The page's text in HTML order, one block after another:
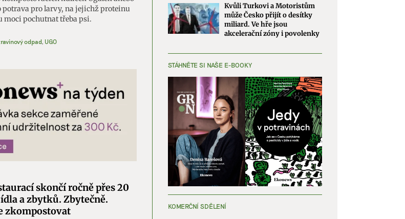
pro larvy, na jejichž proteinu
moci pochutnat třeba psi.
odpad, UGO
skončí ročně přes 20
a zbytků. Zbytečně.
zkompostovat
Kvůli Turkovi a Motoristům
může Česko přijít o desítky
miliard. Ve hře jsou
akcelerační zóny i povolenky
STÁHNĚTE SI NAŠE E-BOOKY
KOMERČNÍ SDĚLENÍ